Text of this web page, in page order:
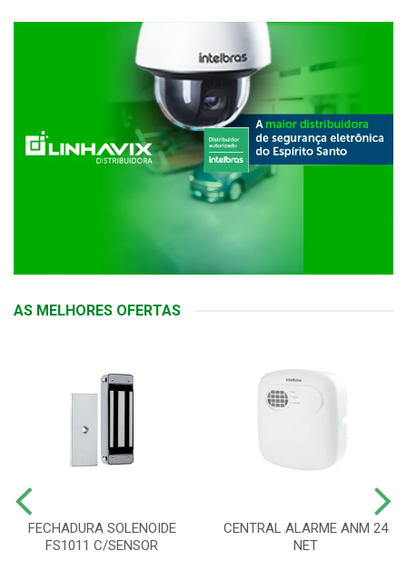
AS MELHORES OFERTAS
FECHADURA SOLENOIDE
FS1011 C/SENSOR
CENTRAL ALARME ANM 24
NET